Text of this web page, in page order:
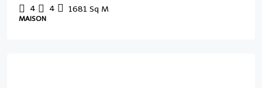
4 4 1681 Sq M
MAISON